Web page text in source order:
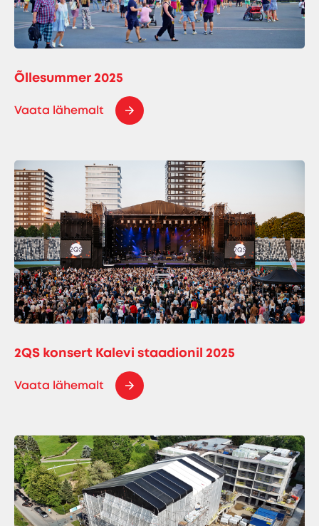
Õllesummer 2025
Vaata lähemalt
2QS konsert Kalevi staadionil 2025
Vaata lähemalt